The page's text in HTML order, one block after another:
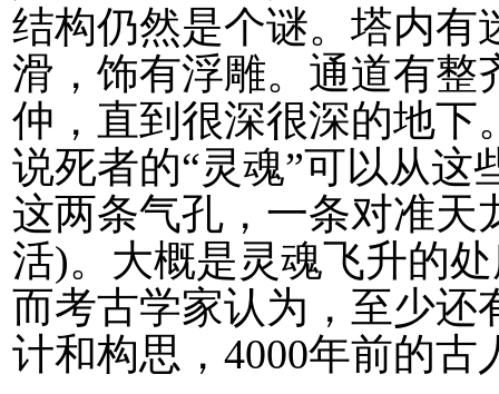
结构仍然是个谜。塔内有
滑，饰有浮雕。通道有整
仲，直到很深很深的地下
说死者的“灵魂”可以从这
这两条气孔，一条对准天
活)。大概是灵魂飞升的
而考古学家认为，至少还
计和构思，4000年前的古